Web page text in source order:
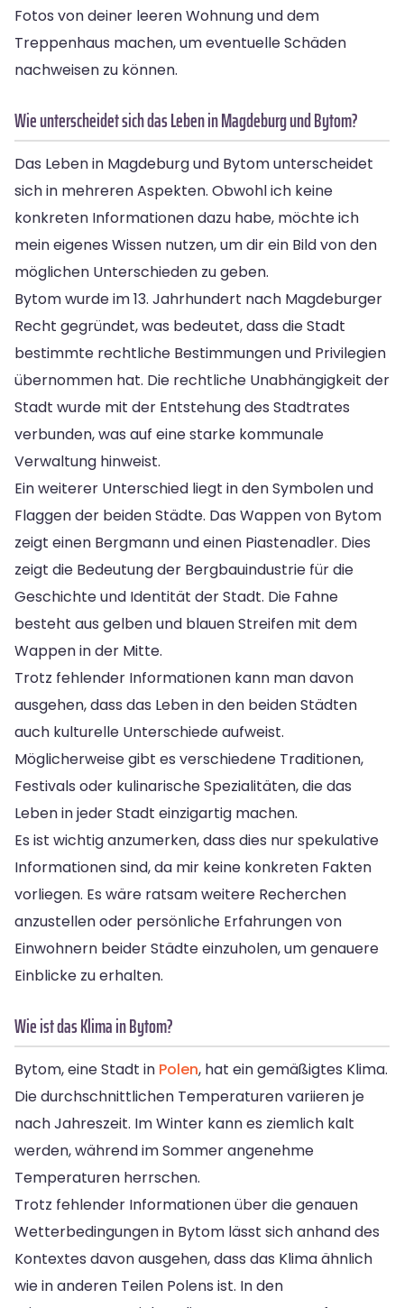
Fotos von deiner leeren Wohnung und dem
Treppenhaus machen, um eventuelle Schäden
nachweisen zu können.
Wie unterscheidet sich das Leben in Magdeburg und Bytom?
Das Leben in Magdeburg und Bytom unterscheidet
sich in mehreren Aspekten. Obwohl ich keine
konkreten Informationen dazu habe, möchte ich
mein eigenes Wissen nutzen, um dir ein Bild von den
möglichen Unterschieden zu geben.
Bytom wurde im 13. Jahrhundert nach Magdeburger
Recht gegründet, was bedeutet, dass die Stadt
bestimmte rechtliche Bestimmungen und Privilegien
übernommen hat. Die rechtliche Unabhängigkeit der
Stadt wurde mit der Entstehung des Stadtrates
verbunden, was auf eine starke kommunale
Verwaltung hinweist.
Ein weiterer Unterschied liegt in den Symbolen und
Flaggen der beiden Städte. Das Wappen von Bytom
zeigt einen Bergmann und einen Piastenadler. Dies
zeigt die Bedeutung der Bergbauindustrie für die
Geschichte und Identität der Stadt. Die Fahne
besteht aus gelben und blauen Streifen mit dem
Wappen in der Mitte.
Trotz fehlender Informationen kann man davon
ausgehen, dass das Leben in den beiden Städten
auch kulturelle Unterschiede aufweist.
Möglicherweise gibt es verschiedene Traditionen,
Festivals oder kulinarische Spezialitäten, die das
Leben in jeder Stadt einzigartig machen.
Es ist wichtig anzumerken, dass dies nur spekulative
Informationen sind, da mir keine konkreten Fakten
vorliegen. Es wäre ratsam weitere Recherchen
anzustellen oder persönliche Erfahrungen von
Einwohnern beider Städte einzuholen, um genauere
Einblicke zu erhalten.
Wie ist das Klima in Bytom?
Bytom, eine Stadt in Polen, hat ein gemäßigtes Klima.
Die durchschnittlichen Temperaturen variieren je
nach Jahreszeit. Im Winter kann es ziemlich kalt
werden, während im Sommer angenehme
Temperaturen herrschen.
Trotz fehlender Informationen über die genauen
Wetterbedingungen in Bytom lässt sich anhand des
Kontextes davon ausgehen, dass das Klima ähnlich
wie in anderen Teilen Polens ist. In den